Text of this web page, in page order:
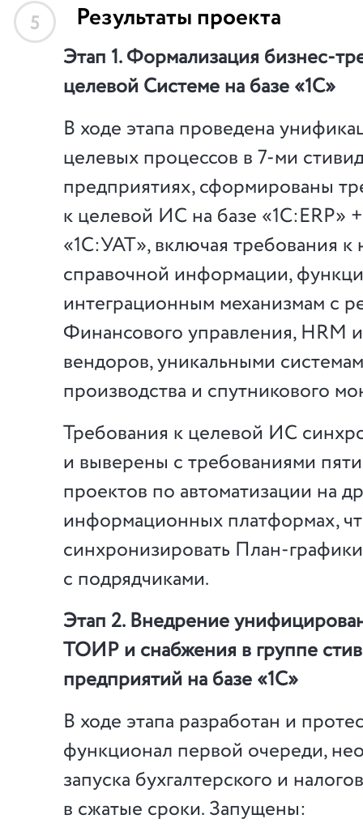
5 Результаты проекта
Этап 1. Формализация бизнес-
целевой Системе на базе «1С»
В ходе этапа проведена
целевых процессов в 7-ми
предприятиях, сформированы
к целевой ИС на базе
«1С:УАТ», включая требования
справочной информации,
интеграционным механизмам с
Финансового управления, HRM
вендоров, уникальными
производства и спутникового
Требования к целевой ИС
и выверены с требованиями
проектов по автоматизации на
информационных платформах,
синхронизировать План-
с подрядчиками.
Этап 2. Внедрение
ТОИР и снабжения в группе
предприятий на базе «1С»
В ходе этапа разработан и
функционал первой очереди,
запуска бухгалтерского и
в сжатые сроки. Запущены: